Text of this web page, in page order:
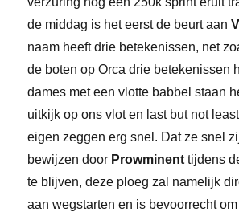
de middag is het eerst de beurt aan
naam heeft drie betekenissen, net
de boten op Orca drie betekenissen
dames met een vlotte babbel staan
uitkijk op ons vlot en last but not
eigen zeggen erg snel. Dat ze snel
bewijzen door Prowminenttijdens
te blijven, deze ploeg zal namelijk
aan wegstarten en is bevoorrecht